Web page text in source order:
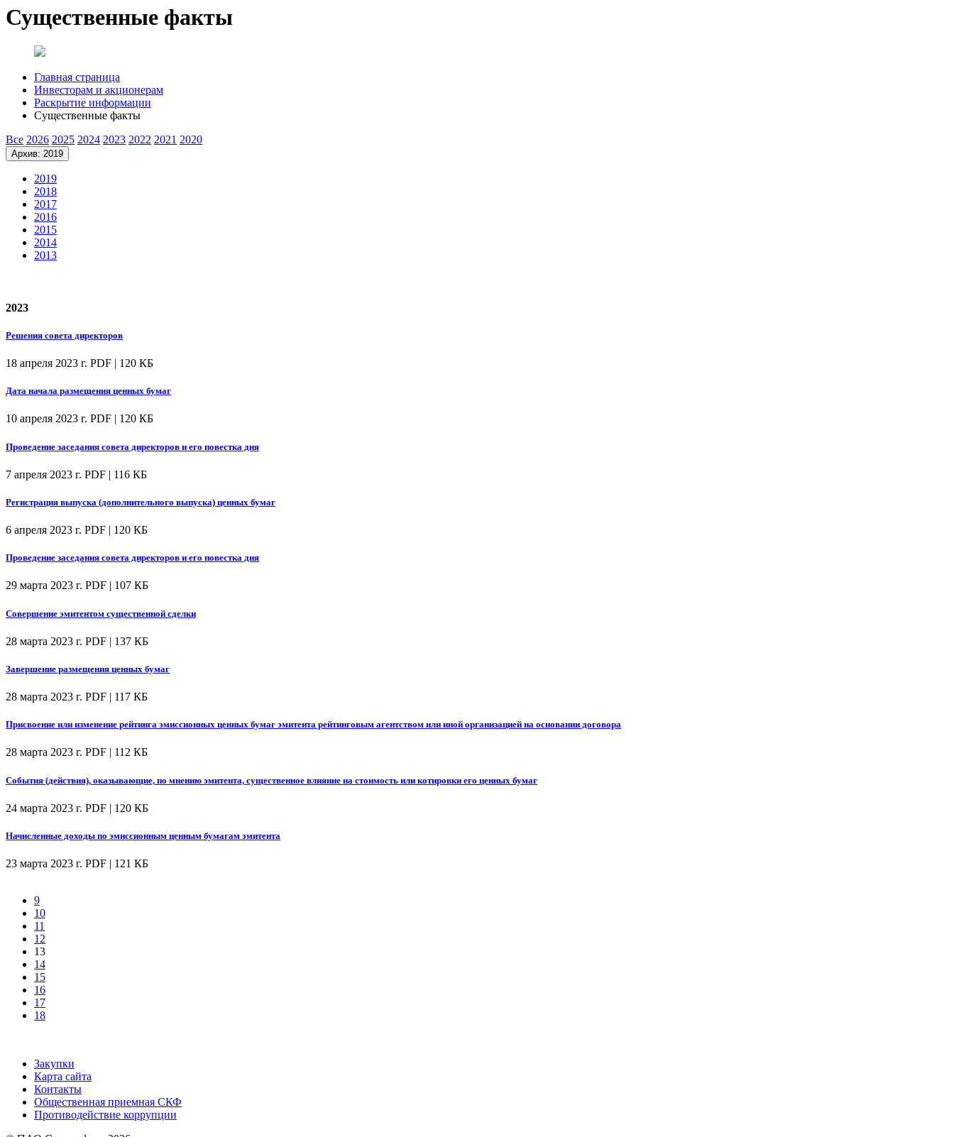
Существенные факты
Главная страница
Инвесторам и акционерам
Раскрытие информации
Существенные факты
Все 2026 2025 2024 2023 2022 2021 2020
Архив: 2019
2019
2018
2017
2016
2015
2014
2013
2023
Решения совета директоров
18 апреля 2023 г. PDF | 120 КБ
Дата начала размещения ценных бумаг
10 апреля 2023 г. PDF | 120 КБ
Проведение заседания совета директоров и его повестка дня
7 апреля 2023 г. PDF | 116 КБ
Регистрация выпуска (дополнительного выпуска) ценных бумаг
6 апреля 2023 г. PDF | 120 КБ
Проведение заседания совета директоров и его повестка дня
29 марта 2023 г. PDF | 107 КБ
Совершение эмитентом существенной сделки
28 марта 2023 г. PDF | 137 КБ
Завершение размещения ценных бумаг
28 марта 2023 г. PDF | 117 КБ
Присвоение или изменение рейтинга эмиссионных ценных бумаг эмитента рейтинговым агентством или иной организацией на основании договора
28 марта 2023 г. PDF | 112 КБ
События (действия), оказывающие, по мнению эмитента, существенное влияние на стоимость или котировки его ценных бумаг
24 марта 2023 г. PDF | 120 КБ
Начисленные доходы по эмиссионным ценным бумагам эмитента
23 марта 2023 г. PDF | 121 КБ
9
10
11
12
13
14
15
16
17
18
Закупки
Карта сайта
Контакты
Общественная приемная СКФ
Противодействие коррупции